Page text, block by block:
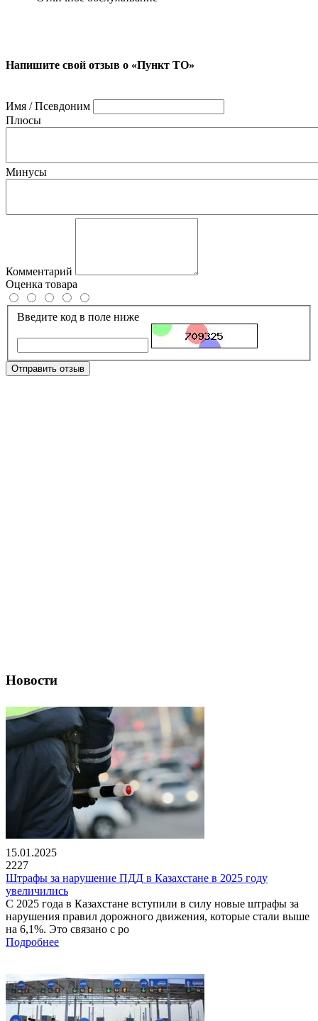
Напишите свой отзыв о «Пункт ТО»
Имя / Псевдоним
Плюсы
Минусы
Комментарий
Оценка товара
Введите код в поле ниже
Отправить отзыв
Новости
15.01.2025
2227
Штрафы за нарушение ПДД в Казахстане в 2025 году
увеличились
С 2025 года в Казахстане вступили в силу новые штрафы за
нарушения правил дорожного движения, которые стали выше
на 6,1%. Это связано с ро
Подробнее